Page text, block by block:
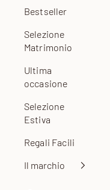
Bestseller
Selezione
Matrimonio
Ultima
occasione
Selezione
Estiva
Regali Facili
Il marchio